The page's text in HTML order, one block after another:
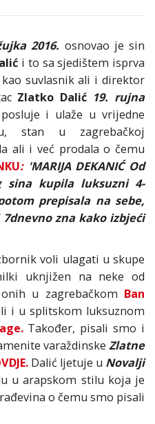
2016. osnovao je sin
i to sa sjedištem isprva
suvlasnik ali i direktor
Zlatko Dalić19. rujna
i ulaže u vrijedne
stan u zagrebačkoj
ali i već prodala o čemu
: 'MARIJA DEKANIĆ Od
sina kupila luksuzni 4-
prepisala na sebe,
zna kako izbjeći
voli ulagati u skupe
uknjižen na neke od
u zagrebačkom Ban
i u splitskom luksuznom
Također, pisali smo i
varaždinske Zlatne
Dalić ljetuje u Novalji
u arapskom stilu koja je
o čemu smo pisali